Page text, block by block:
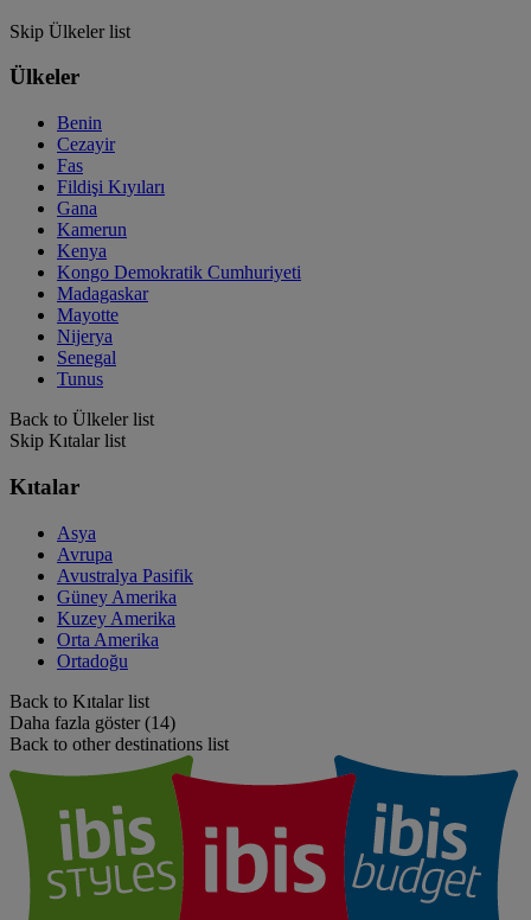
Skip Ülkeler list
Ülkeler
Benin
Cezayir
Fas
Fildişi Kıyıları
Gana
Kamerun
Kenya
Kongo Demokratik Cumhuriyeti
Madagaskar
Mayotte
Nijerya
Senegal
Tunus
Back to Ülkeler list
Skip Kıtalar list
Kıtalar
Asya
Avrupa
Avustralya Pasifik
Güney Amerika
Kuzey Amerika
Orta Amerika
Ortadoğu
Back to Kıtalar list
Daha fazla göster (14)
Back to other destinations list